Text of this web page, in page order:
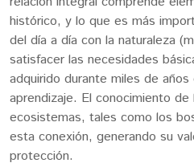
histórico, y lo que es más
del día a día con la naturaleza
satisfacer las necesidades
adquirido durante miles de
aprendizaje. El conocimiento
ecosistemas, tales como los
esta conexión, generando su
protección.